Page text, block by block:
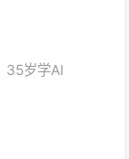
35岁学AI